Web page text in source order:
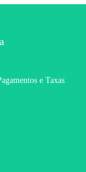
e Taxas